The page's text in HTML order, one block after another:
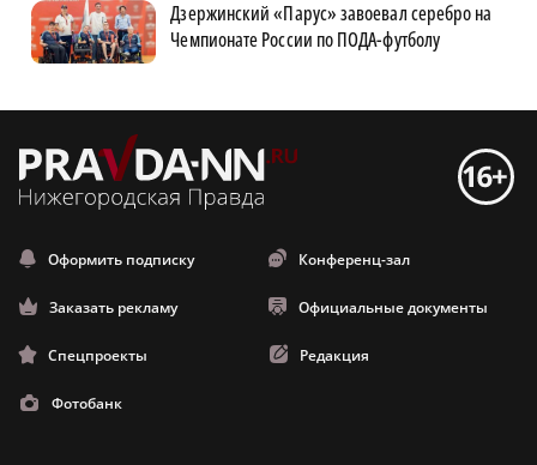
Дзержинский «Парус» завоевал серебро на
Чемпионате России по ПОДА-футболу
Оформить подписку Конференц-зал
Заказать рекламу Официальные документы
Спецпроекты Редакция
Фотобанк